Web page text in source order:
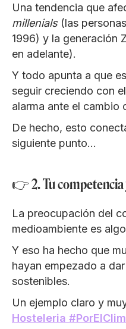
Una tendencia que
millenials(las
1996) y la generación
en adelante).
Y todo apunta a que
seguir creciendo con
alarma ante el cambio
De hecho, esto
siguiente punto…
👉 2. Tu competencia
La preocupación del
medioambiente es
Y eso ha hecho que
hayan empezado a
sostenibles.
Un ejemplo claro y
Hosteleria